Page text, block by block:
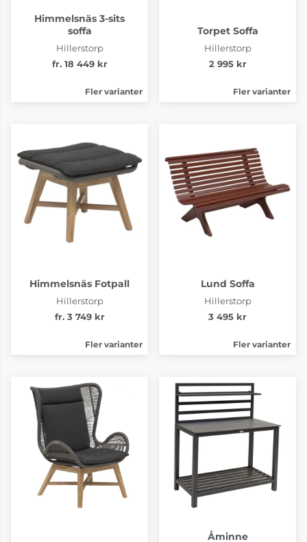
Himmelsnäs 3-sits
soffa
Hillerstorp
fr. 18 449 kr
Fler varianter
Torpet Soffa
Hillerstorp
2 995 kr
Fler varianter
Himmelsnäs Fotpall
Hillerstorp
fr. 3 749 kr
Fler varianter
Lund Soffa
Hillerstorp
3 495 kr
Fler varianter
Åminne